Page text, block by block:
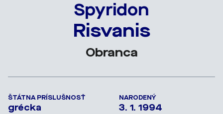
Spyridon
Risvanis
Obranca
ŠTÁTNA PRÍSLUŠNOSŤ
grécka
NARODENÝ
3. 1. 1994